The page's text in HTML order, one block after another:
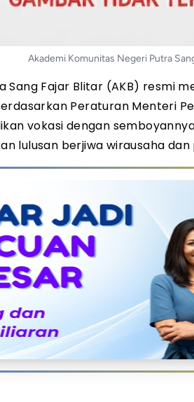
Akademi Komunitas Negeri Putra
Sang Fajar Blitar (AKB) resmi
Peraturan Menteri
vokasi dengan
lulusan berjiwa wirausaha